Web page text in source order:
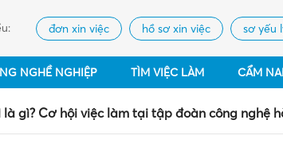
đơn xin việc hồ sơ xin việc sơ yếu
NGHỀ NGHIỆP TÌM VIỆC LÀM CẨM
là gì? Cơ hội việc làm tại tập đoàn công nghệ